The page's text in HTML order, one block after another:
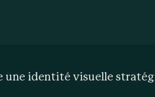
une identité visuelle